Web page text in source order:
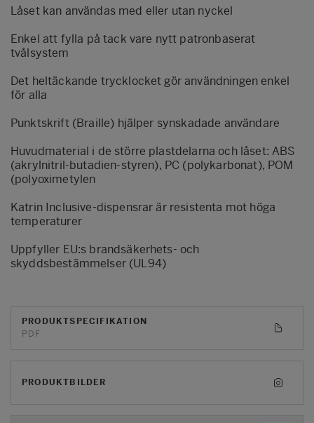
Låset kan användas med eller utan nyckel
Enkel att fylla på tack vare nytt patronbaserat
tvålsystem
Det heltäckande trycklocket gör användningen enkel
för alla
Punktskrift (Braille) hjälper synskadade användare
Huvudmaterial i de större plastdelarna och låset: ABS
(akrylnitril-butadien-styren), PC (polykarbonat), POM
(polyoximetylen
Katrin Inclusive-dispensrar är resistenta mot höga
temperaturer
Uppfyller EU:s brandsäkerhets- och
skyddsbestämmelser (UL94)
PRODUKTSPECIFIKATION
PDF
PRODUKTBILDER